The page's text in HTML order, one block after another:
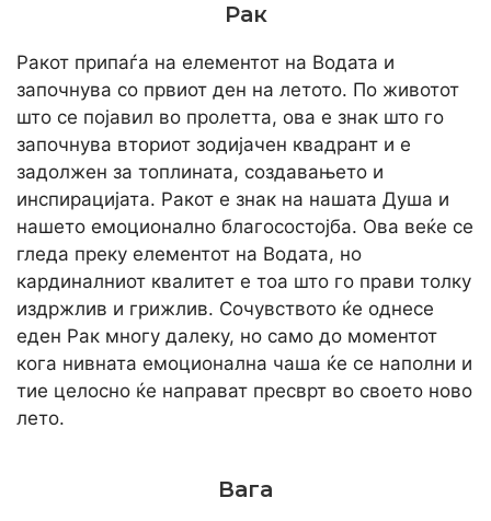
Рак
Ракот припаѓа на елементот на Водата и
започнува со првиот ден на летото. По животот
што се појавил во пролетта, ова е знак што го
започнува вториот зодијачен квадрант и е
задолжен за топлината, создавањето и
инспирацијата. Ракот е знак на нашата Душа и
нашето емоционално благосостојба. Ова веќе се
гледа преку елементот на Водата, но
кардиналниот квалитет е тоа што го прави толку
издржлив и грижлив. Сочувството ќе однесе
еден Рак многу далеку, но само до моментот
кога нивната емоционална чаша ќе се наполни и
тие целосно ќе направат пресврт во своето ново
лето.
Вага